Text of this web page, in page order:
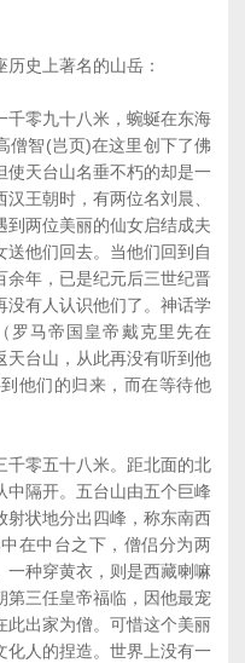
史上著名的山岳：
零九十八米，蜿蜒在东海
僧智(岂页)在这里创下了佛
使天台山名垂不朽的却是一
王朝时，有两位名刘晨、
到两位美丽的仙女启结成夫
他们回去。当他们回到自
余年，已是纪元后三世纪晋
没有人认识他们了。神话学
罗马帝国皇帝戴克里先在
天台山，从此再没有听到他
他们的归来，而在等待他
零五十八米。距北面的北
中隔开。五台山由五个巨峰
射状地分出四峰，称东南西
在中台之下，僧侣分为两
一种穿黄衣，则是西藏喇嘛
第三任皇帝福临，因他最宠
此出家为僧。可惜这个美丽
化人的捏造。世界上没有一